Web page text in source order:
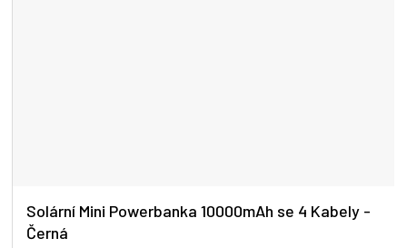
Solární Mini Powerbanka 10000mAh se 4 Kabely -
Černá